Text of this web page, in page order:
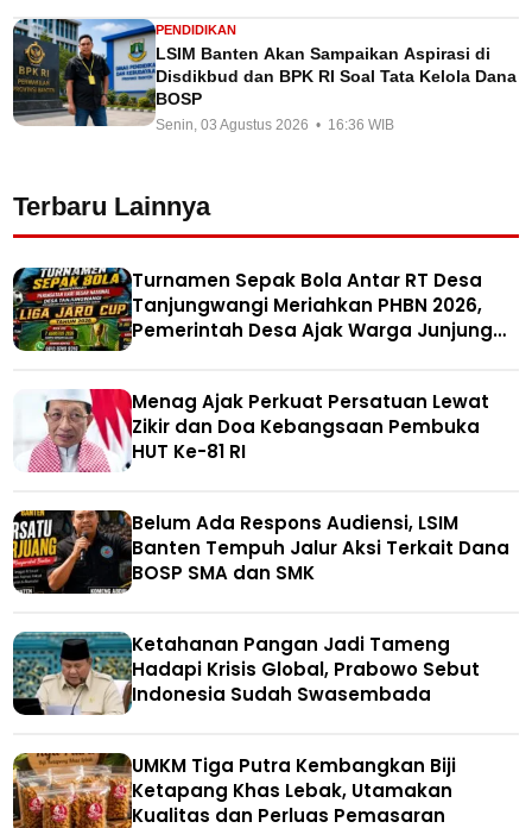
PENDIDIKAN
LSIM Banten Akan Sampaikan Aspirasi di
Disdikbud dan BPK RI Soal Tata Kelola Dana
BOSP
Senin, 03 Agustus 2026 • 16:36 WIB
Terbaru Lainnya
Turnamen Sepak Bola Antar RT Desa
Tanjungwangi Meriahkan PHBN 2026,
Pemerintah Desa Ajak Warga Junjung
Menag Ajak Perkuat Persatuan Lewat
Zikir dan Doa Kebangsaan Pembuka
HUT Ke-81 RI
Belum Ada Respons Audiensi, LSIM
Banten Tempuh Jalur Aksi Terkait Dana
BOSP SMA dan SMK
Ketahanan Pangan Jadi Tameng
Hadapi Krisis Global, Prabowo Sebut
Indonesia Sudah Swasembada
UMKM Tiga Putra Kembangkan Biji
Ketapang Khas Lebak, Utamakan
Kualitas dan Perluas Pemasaran